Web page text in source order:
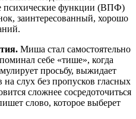
психические функции (ВПФ)
заинтересованный, хорошо
Миша стал самостоятельно
себе «тише», когда
просьбу, выжидает
слух без пропусков гласных
сложнее сосредоточиться
слово, которое выберет